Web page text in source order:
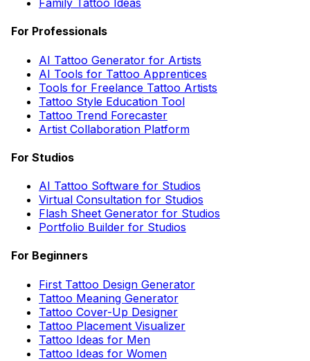
For Professionals
AI Tattoo Generator for Artists
AI Tools for Tattoo Apprentices
Tools for Freelance Tattoo Artists
Tattoo Style Education Tool
Tattoo Trend Forecaster
Artist Collaboration Platform
For Studios
AI Tattoo Software for Studios
Virtual Consultation for Studios
Flash Sheet Generator for Studios
Portfolio Builder for Studios
For Beginners
First Tattoo Design Generator
Tattoo Meaning Generator
Tattoo Cover-Up Designer
Tattoo Placement Visualizer
Tattoo Ideas for Men
Tattoo Ideas for Women